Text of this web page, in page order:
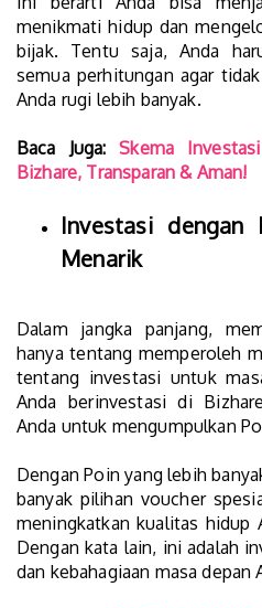
menikmati hidup dan
bijak. Tentu saja, Anda
semua perhitungan agar
Anda rugi lebih banyak.
Baca Juga:Skema
Bizhare, Transparan & Aman!
Investasi dengan
Menarik
Dalam jangka panjang,
hanya tentang memperoleh
tentang investasi untuk
Anda berinvestasi di
Anda untuk mengumpulkan
Dengan Poin yang lebih
banyak pilihan voucher
meningkatkan kualitas hidup
Dengan kata lain, ini adalah
dan kebahagiaan masa depan